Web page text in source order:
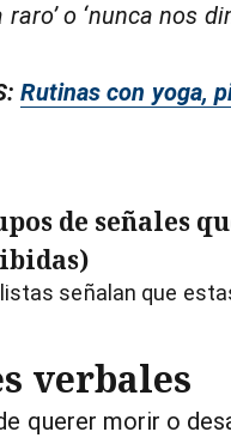
o ‘nunca nos
Rutinas con yoga,
de señales
señalan que
verbales
querer morir o